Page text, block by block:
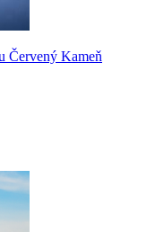
Červený Kameň